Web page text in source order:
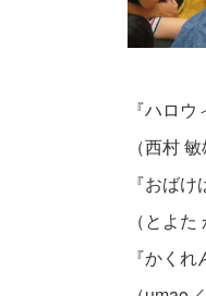
『ハロ
（西村
『おば
（とよ
『かくれ